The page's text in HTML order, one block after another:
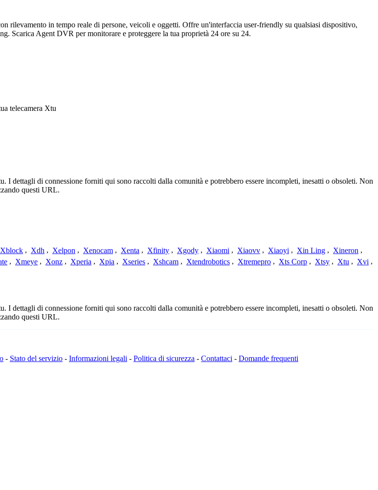
rilevamento in tempo reale di persone, veicoli e oggetti. Offre un'interfaccia user-friendly su qualsiasi dispositivo,
Scarica Agent DVR per monitorare e proteggere la tua proprietà 24 ore su 24.
telecamera Xtu
dettagli di connessione forniti qui sono raccolti dalla comunità e potrebbero essere incompleti, inesatti o obsoleti. Non
questi URL.
Xblock , Xdh , Xelpon , Xenocam , Xenta , Xfinity , Xgody , Xiaomi , Xiaovv , Xiaoyi , Xin Ling , Xineron ,
, Xmeye , Xonz , Xperia , Xpia , Xseries , Xshcam , Xtendrobotics , Xtremepro , Xts Corp , Xtsy , Xtu , Xvi ,
dettagli di connessione forniti qui sono raccolti dalla comunità e potrebbero essere incompleti, inesatti o obsoleti. Non
questi URL.
- Stato del servizio - Informazioni legali - Politica di sicurezza - Contattaci - Domande frequenti